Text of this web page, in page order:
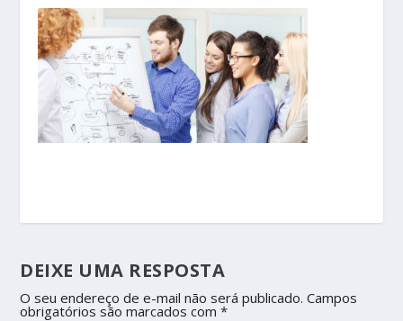
DEIXE UMA RESPOSTA
O seu endereço de e-mail não será publicado. Campos
obrigatórios são marcados com*